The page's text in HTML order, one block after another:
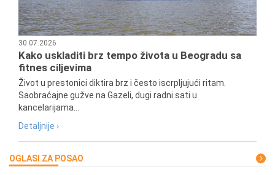
30.07.2026
Kako uskladiti brz tempo života u Beogradu sa
fitnes ciljevima
Život u prestonici diktira brz i često iscrpljujući ritam.
Saobraćajne gužve na Gazeli, dugi radni sati u
kancelarijama...
Detaljnije ›
OGLASI ZA POSAO